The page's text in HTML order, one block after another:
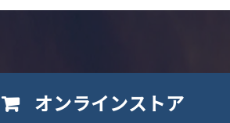
オンラインストア